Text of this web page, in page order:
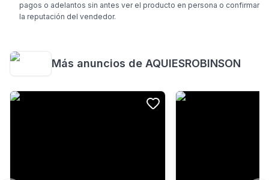
pagos o adelantos sin antes ver el producto en persona o confirmar
la reputación del vendedor.
Más anuncios de AQUIESROBINSON